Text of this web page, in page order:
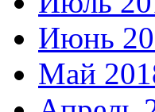
Июнь
Май